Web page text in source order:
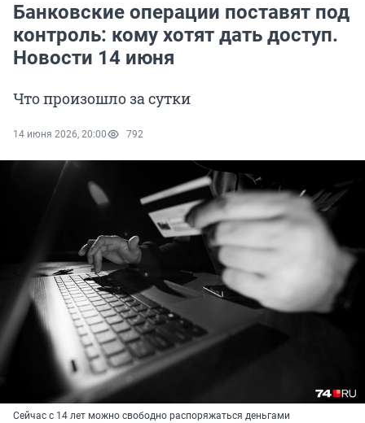
Банковские операции поставят под
контроль: кому хотят дать доступ.
Новости 14 июня
Что произошло за сутки
14 июня 2026, 20:00 792
Сейчас с 14 лет можно свободно распоряжаться деньгами